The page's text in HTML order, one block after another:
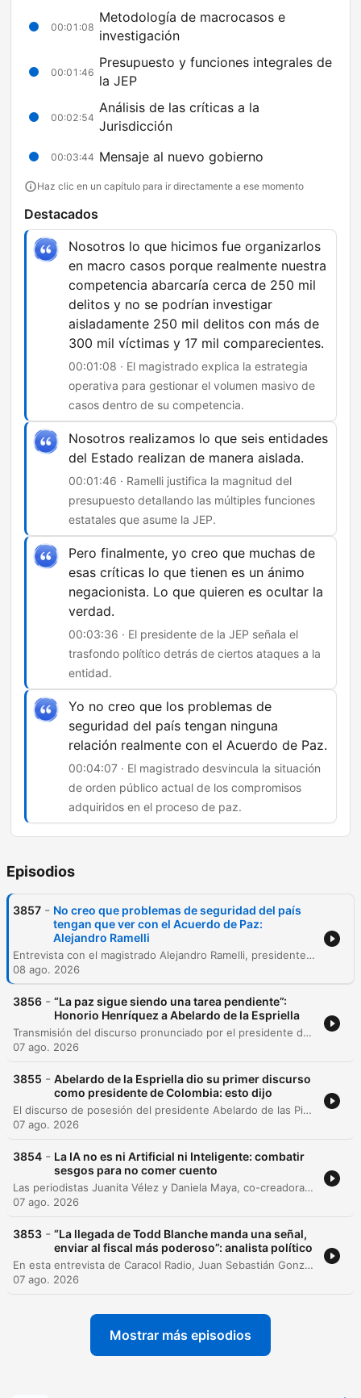
00:01:08
Metodología de macrocasos e
investigación
00:01:46
Presupuesto y funciones integrales de
la JEP
00:02:54
Análisis de las críticas a la
Jurisdicción
00:03:44 Mensaje al nuevo gobierno
Haz clic en un capítulo para ir directamente a ese momento
Destacados
Nosotros lo que hicimos fue organizarlos
en macro casos porque realmente nuestra
competencia abarcaría cerca de 250 mil
delitos y no se podrían investigar
aisladamente 250 mil delitos con más de
300 mil víctimas y 17 mil comparecientes.
00:01:08 · El magistrado explica la estrategia
operativa para gestionar el volumen masivo de
casos dentro de su competencia.
Nosotros realizamos lo que seis entidades
del Estado realizan de manera aislada.
00:01:46 · Ramelli justifica la magnitud del
presupuesto detallando las múltiples funciones
estatales que asume la JEP.
Pero finalmente, yo creo que muchas de
esas críticas lo que tienen es un ánimo
negacionista. Lo que quieren es ocultar la
verdad.
00:03:36 · El presidente de la JEP señala el
trasfondo político detrás de ciertos ataques a la
entidad.
Yo no creo que los problemas de
seguridad del país tengan ninguna
relación realmente con el Acuerdo de Paz.
00:04:07 · El magistrado desvincula la situación
de orden público actual de los compromisos
adquiridos en el proceso de paz.
Episodios
3857 - No creo que problemas de seguridad del país
tengan que ver con el Acuerdo de Paz:
Alejandro Ramelli
Entrevista con el magistrado Alejandro Ramelli, presidente de la Jurisdicción Especial para la Paz (JEP), sobre los retos y la relación institucional con el nuevo gobierno de Abelardo De la Espriella. El magistrado aborda la importancia de la autonomía judicial, la metodología de macrocasos para investigar delitos y la complejidad presupuestaria de una entidad que integra funciones de investigación, juzgamiento, protección y atención psicosocial. Durante la conversación, Ramelli analiza las críticas recibidas por la JEP, diferenciando entre el dolor legítimo de las víctimas y los discursos con intereses políticos o negacionistas. El magistrado concluye con un mensaje al Ejecutivo enfatizando la necesidad de respetar lo pactado en el Acuerdo de Paz y centrar las políticas públicas en la reparación de las víctimas.
08 ago. 2026
3856 - “La paz sigue siendo una tarea pendiente”:
Honorio Henríquez a Abelardo de la Espriella
Transmisión del discurso pronunciado por el presidente del Congreso, Honorio Enríquez, durante la ceremonia de posesión del nuevo presidente de la República, Abelardo de la Espriella, en la ciudad de Santiago de Cali. El discurso aborda los desafíos críticos que enfrenta la nación, incluyendo la crisis de seguridad, el narcotráfico, la situación fiscal y la necesidad de fortalecer el sistema de salud y la economía. El orador hace un llamado a la unidad nacional, la convergencia política y la construcción de consensos entre el gobierno, el Congreso, los gremios y la academia. Se enfatiza la importancia de recuperar la soberanía territorial, combatir la minería criminal y promover una diplomacia profesional que recupere el prestigio internacional de Colombia.
07 ago. 2026
3855 - Abelardo de la Espriella dio su primer discurso
como presidente de Colombia: esto dijo
El discurso de posesión del presidente Abelardo de las Piella propone una 'regeneración nacional' centrada en la seguridad, el orden y la autoridad. El mandatario anuncia medidas contundentes contra el narcoterrorismo, la erradicación de cultivos ilícitos mediante herbicidas modernos y un cambio radical en la política de diálogo con grupos criminales. Su plan de gobierno incluye el fortalecimiento de la seguridad energética a través del fracking responsable, la lucha contra la corrupción mediante tecnología avanzada y una política de austeridad fiscal. Asimismo, el presidente enfatiza el apoyo al sector agropecuario, la defensa de los valores familiares y un compromiso con la estabilidad institucional y la transparencia.
07 ago. 2026
3854 - La IA no es ni Artificial ni Inteligente: combatir
sesgos para no comer cuento
Las periodistas Juanita Vélez y Daniela Maya, co-creadoras de la plataforma Miopía, analizan el impacto diferencial de la inteligencia artificial en Latinoamérica y Colombia. La conversación aborda cómo las promesas de productividad del norte global no se aplican de igual forma en regiones con alta informalidad laboral y brechas de acceso digital. El episodio explora conceptos críticos como el colonialismo de datos, los sesgos algorítmicos en modelos entrenados principalmente en inglés y la extracción de recursos naturales y minerales para sostener la infraestructura tecnológica. Asimismo, se discuten los retos de la investigación periodística ante la opacidad de los algoritmos y los contratos estatales en materia de IA.
07 ago. 2026
3853 - “La llegada de Todd Blanche manda una señal,
enviar al fiscal más poderoso”: analista político
En esta entrevista de Caracol Radio, Juan Sebastián González, exdirector del Consejo Nacional de Seguridad para el Hemisferio Occidental durante la administración Biden, analiza el panorama político colombiano tras la llegada de Abelardo de la Espriella. El análisis aborda los desafíos de gobernabilidad ante un Congreso sin mayoría propia, la importancia estratégica de mantener relaciones bilaterales con Estados Unidos más allá de las ideologías partidistas y el giro hacia la derecha en Latinoamérica como respuesta al mal manejo de gobiernos de izquierda. González también examina temas críticos de seguridad nacional, incluyendo la necesidad de restaurar la cooperación militar y judicial con Estados Unidos tras el deterioro bajo el gobierno de Petro. La conversación profundiza en la situación fronteriza con Venezuela, la importancia de la coordinación de inteligencia para combatir grupos criminales y las oportunidades económicas que la revitalización democrática de Venezuela representaría para Colombia.
07 ago. 2026
Mostrar más episodios